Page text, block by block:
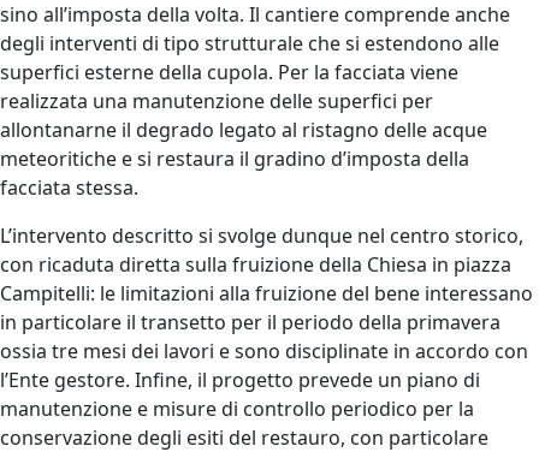
sino all’imposta della volta. Il cantiere comprende anche
degli interventi di tipo strutturale che si estendono alle
superfici esterne della cupola. Per la facciata viene
realizzata una manutenzione delle superfici per
allontanarne il degrado legato al ristagno delle acque
meteoritiche e si restaura il gradino d’imposta della
facciata stessa.
L’intervento descritto si svolge dunque nel centro storico,
con ricaduta diretta sulla fruizione della Chiesa in piazza
Campitelli: le limitazioni alla fruizione del bene interessano
in particolare il transetto per il periodo della primavera
ossia tre mesi dei lavori e sono disciplinate in accordo con
l’Ente gestore. Infine, il progetto prevede un piano di
manutenzione e misure di controllo periodico per la
conservazione degli esiti del restauro, con particolare